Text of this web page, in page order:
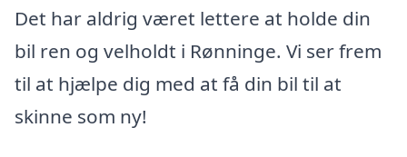
Det har aldrig været lettere at holde din
bil ren og velholdt i Rønninge. Vi ser frem
til at hjælpe dig med at få din bil til at
skinne som ny!